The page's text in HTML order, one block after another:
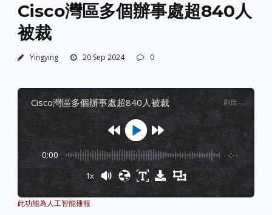
Cisco灣區多個辦事處超840人
被裁
Yingying 20 Sep 2024 0
cisco灣區多個辦事處超840人被裁 剧目 :-
0:00 -:--
1x